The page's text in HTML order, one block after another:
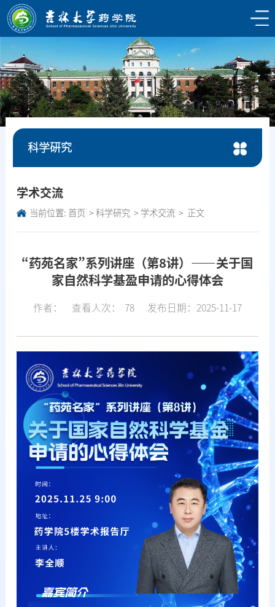
科学研究
学术交流
当前位置: 首页 科学研究 学术交流 正文
“药苑名家”系列讲座（第8讲）——关于国
家自然科学基盈申请的心得体会
作者： 查看人次： 78 发布日期：2025-11-17